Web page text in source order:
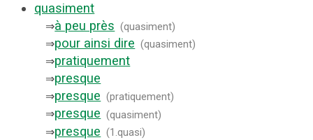
quasiment
⇒à peu près (quasiment)
⇒pour ainsi dire (quasiment)
⇒pratiquement
⇒presque
⇒presque (pratiquement)
⇒presque (quasiment)
⇒presque (1.quasi)